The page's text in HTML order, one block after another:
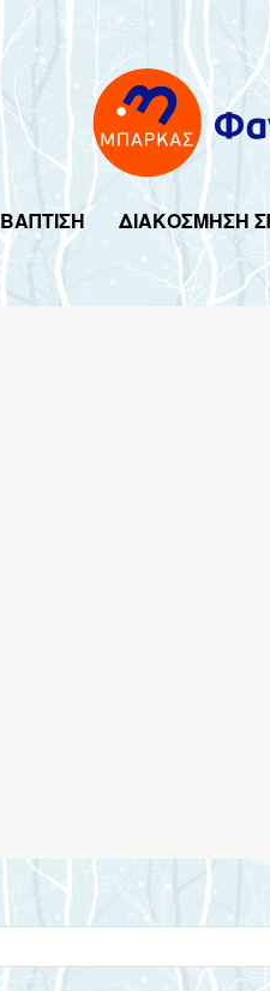
ΒΑΠΤΙΣΗ ΔΙΑΚΟΣΜΗΣΗ